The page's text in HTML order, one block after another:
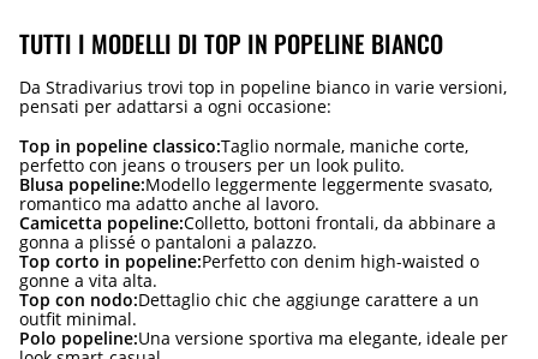
TUTTI I MODELLI DI TOP IN POPELINE BIANCO
Da Stradivarius trovi top in popeline bianco in varie versioni,
pensati per adattarsi a ogni occasione:
Top in popeline classico:Taglio normale, maniche corte,
perfetto con jeans o trousers per un look pulito.
Blusa popeline:Modello leggermente leggermente svasato,
romantico ma adatto anche al lavoro.
Camicetta popeline:Colletto, bottoni frontali, da abbinare a
gonna a plissé o pantaloni a palazzo.
Top corto in popeline:Perfetto con denim high-waisted o
gonne a vita alta.
Top con nodo:Dettaglio chic che aggiunge carattere a un
outfit minimal.
Polo popeline:Una versione sportiva ma elegante, ideale per